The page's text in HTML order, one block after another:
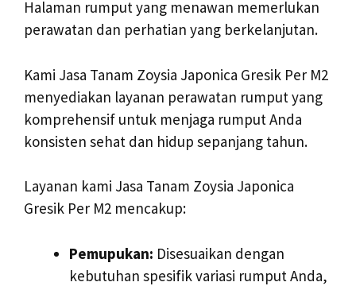
Halaman rumput yang menawan memerlukan
perawatan dan perhatian yang berkelanjutan.
Kami Jasa Tanam Zoysia Japonica Gresik Per M2
menyediakan layanan perawatan rumput yang
komprehensif untuk menjaga rumput Anda
konsisten sehat dan hidup sepanjang tahun.
Layanan kami Jasa Tanam Zoysia Japonica
Gresik Per M2 mencakup:
Pemupukan: Disesuaikan dengan
kebutuhan spesifik variasi rumput Anda,